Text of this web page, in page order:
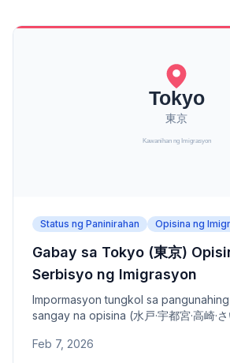
Status ng Paninirahan Opisina ng
Gabay sa Tokyo (東京)
Serbisyo ng Imigrasyon
Impormasyon tungkol sa
sangay na opisina (水戸·宇都宮·高崎·さ
Imigrasyon - address, numero ng
Feb 7, 2026